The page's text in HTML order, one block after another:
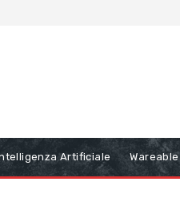
Artificiale Wareable